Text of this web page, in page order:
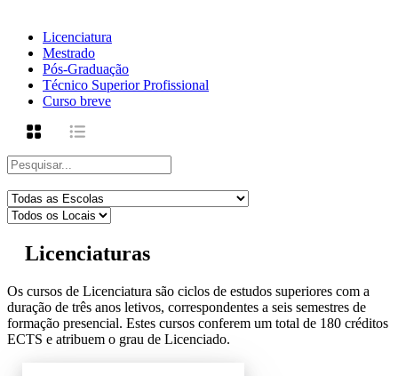
Licenciatura
Mestrado
Pós-Graduação
Técnico Superior Profissional
Curso breve
Licenciaturas
Os cursos de Licenciatura são ciclos de estudos superiores com a
duração de três anos letivos, correspondentes a seis semestres de
formação presencial. Estes cursos conferem um total de 180 créditos
ECTS e atribuem o grau de Licenciado.